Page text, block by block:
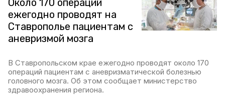
Около 170 операций
ежегодно проводят на
Ставрополье пациентам с
аневризмой мозга
В Ставропольском крае ежегодно проводят около 170
операций пациентам с аневризматической болезнью
головного мозга. Об этом сообщает министерство
здравоохранения региона.